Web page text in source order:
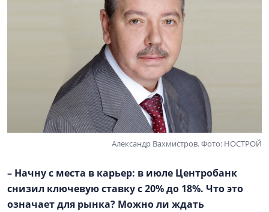
Александр Вахмистров. Фото: НОСТРОЙ
– Начну с места в карьер: в июле Центробанк
снизил ключевую ставку с 20% до 18%. Что это
означает для рынка? Можно ли ждать